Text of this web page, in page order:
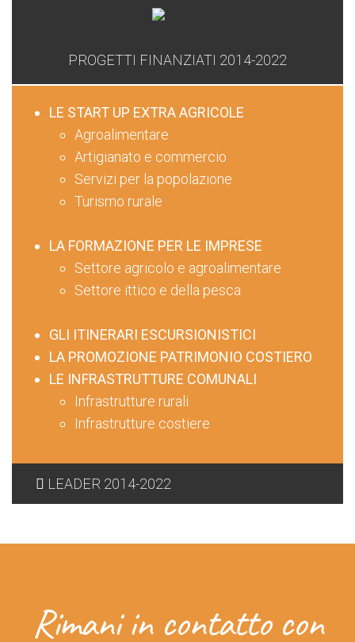
PROGETTI FINANZIATI 2014-2022
LE START UP EXTRA AGRICOLE
Agroalimentare
Artigianato e commercio
Servizi per la popolazione
Turismo rurale
LA FORMAZIONE PER LE IMPRESE
Settore agricolo e agroalimentare
Settore ittico e della pesca
GLI ITINERARI ESCURSIONISTICI
LA PROMOZIONE PATRIMONIO COSTIERO
LE INFRASTRUTTURE COMUNALI
Infrastrutture rurali
Infrastrutture costiere
LEADER 2014-2022
Rimani in contatto con